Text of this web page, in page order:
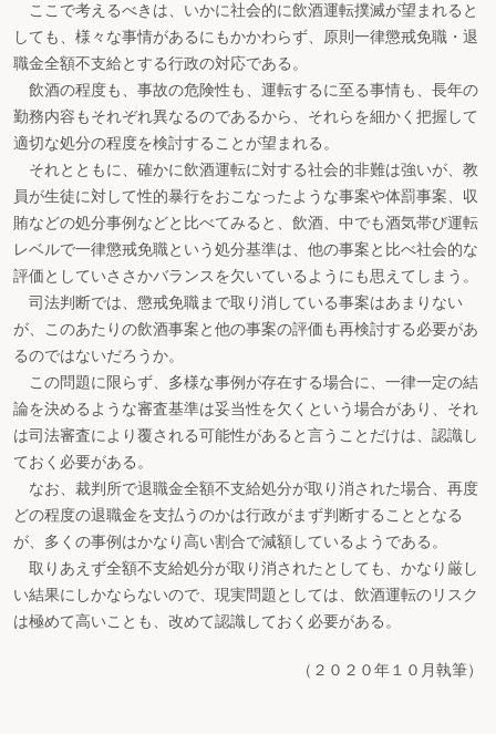
ここで考えるべきは、いかに社会的に飲酒運転撲滅が望まれると
しても、様々な事情があるにもかかわらず、原則一律懲戒免職・退
職金全額不支給とする行政の対応である。
飲酒の程度も、事故の危険性も、運転するに至る事情も、長年の
勤務内容もそれぞれ異なるのであるから、それらを細かく把握して
適切な処分の程度を検討することが望まれる。
それとともに、確かに飲酒運転に対する社会的非難は強いが、教
員が生徒に対して性的暴行をおこなったような事案や体罰事案、収
賄などの処分事例などと比べてみると、飲酒、中でも酒気帯び運転
レベルで一律懲戒免職という処分基準は、他の事案と比べ社会的な
評価としていささかバランスを欠いているようにも思えてしまう。
司法判断では、懲戒免職まで取り消している事案はあまりない
が、このあたりの飲酒事案と他の事案の評価も再検討する必要があ
るのではないだろうか。
この問題に限らず、多様な事例が存在する場合に、一律一定の結
論を決めるような審査基準は妥当性を欠くという場合があり、それ
は司法審査により覆される可能性があると言うことだけは、認識し
ておく必要がある。
なお、裁判所で退職金全額不支給処分が取り消された場合、再度
どの程度の退職金を支払うのかは行政がまず判断することとなる
が、多くの事例はかなり高い割合で減額しているようである。
取りあえず全額不支給処分が取り消されたとしても、かなり厳し
い結果にしかならないので、現実問題としては、飲酒運転のリスク
は極めて高いことも、改めて認識しておく必要がある。
（２０２０年１０月執筆）